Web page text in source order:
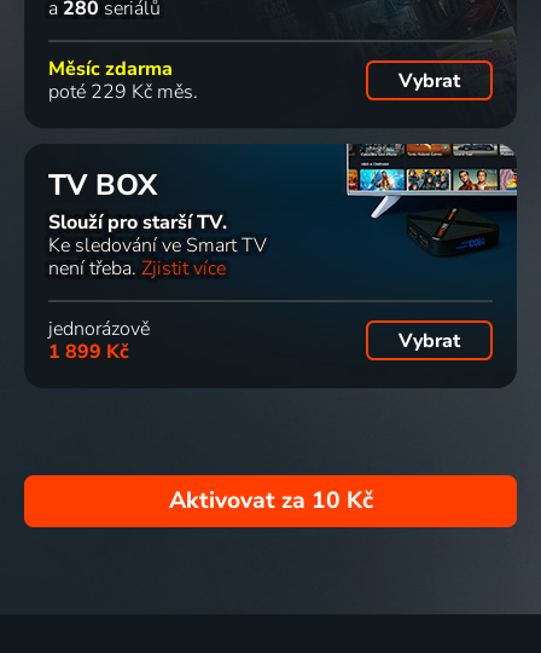
a 280 seriálů
Měsíc zdarma
poté 229 Kč měs.
Vybrat
TV BOX
Slouží pro starší TV.
Ke sledování ve Smart TV
není třeba. Zjistit více
jednorázově
1 899 Kč
Vybrat
Aktivovat za 10 Kč